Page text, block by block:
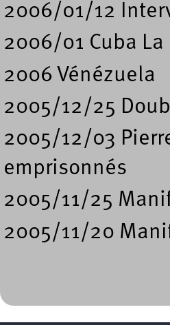
2006/01/12
2006/01 Cuba La
2006 Vénézuela
2005/12/25
2005/12/03
emprisonnés
2005/11/25
2005/11/20